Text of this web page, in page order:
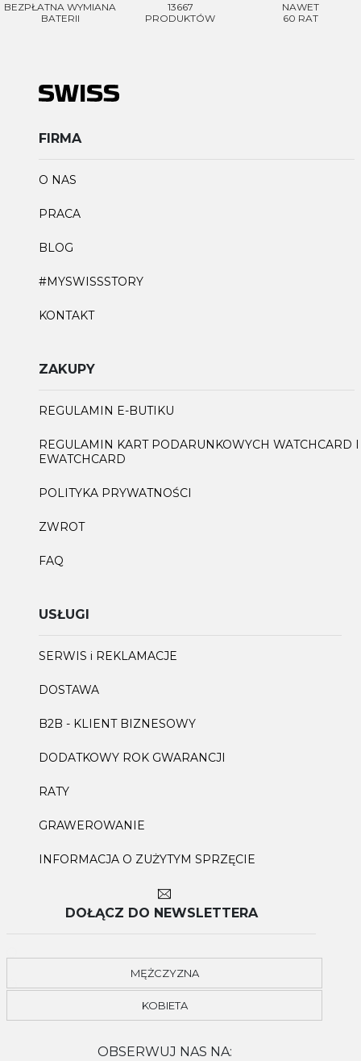
BEZPŁATNA WYMIANA
BATERII
13667
PRODUKTÓW
NAWET
60 RAT
FIRMA
O NAS
PRACA
BLOG
#MYSWISSSTORY
KONTAKT
ZAKUPY
REGULAMIN E-BUTIKU
REGULAMIN KART PODARUNKOWYCH WATCHCARD I
EWATCHCARD
POLITYKA PRYWATNOŚCI
ZWROT
FAQ
USŁUGI
SERWIS i REKLAMACJE
DOSTAWA
B2B - KLIENT BIZNESOWY
DODATKOWY ROK GWARANCJI
RATY
GRAWEROWANIE
INFORMACJA O ZUŻYTYM SPRZĘCIE
DOŁĄCZ DO NEWSLETTERA
MĘŻCZYZNA
KOBIETA
OBSERWUJ NAS NA: